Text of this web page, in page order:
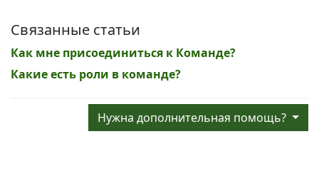
Связанные статьи
Как мне присоединиться к Команде?
Какие есть роли в команде?
Нужна дополнительная помощь?